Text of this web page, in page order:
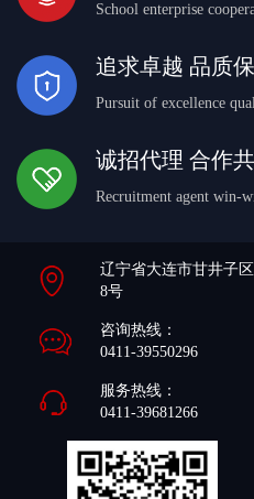
School enterprise
追求卓越 品质
Pursuit of excellence
诚招代理 合作
Recruitment agent win-
辽宁省大连市甘井子
8号
咨询热线：
0411-39550296
服务热线：
0411-39681266